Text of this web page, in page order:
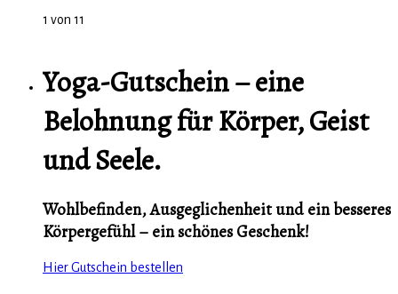
1 von 11
Yoga-Gutschein – eine
Belohnung für Körper, Geist
und Seele.
Wohlbefinden, Ausgeglichenheit und ein besseres
Körpergefühl – ein schönes Geschenk!
Hier Gutschein bestellen